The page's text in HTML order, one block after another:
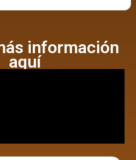
información
aquí